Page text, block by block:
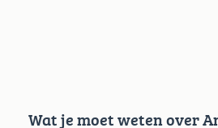
Wat je moet weten over